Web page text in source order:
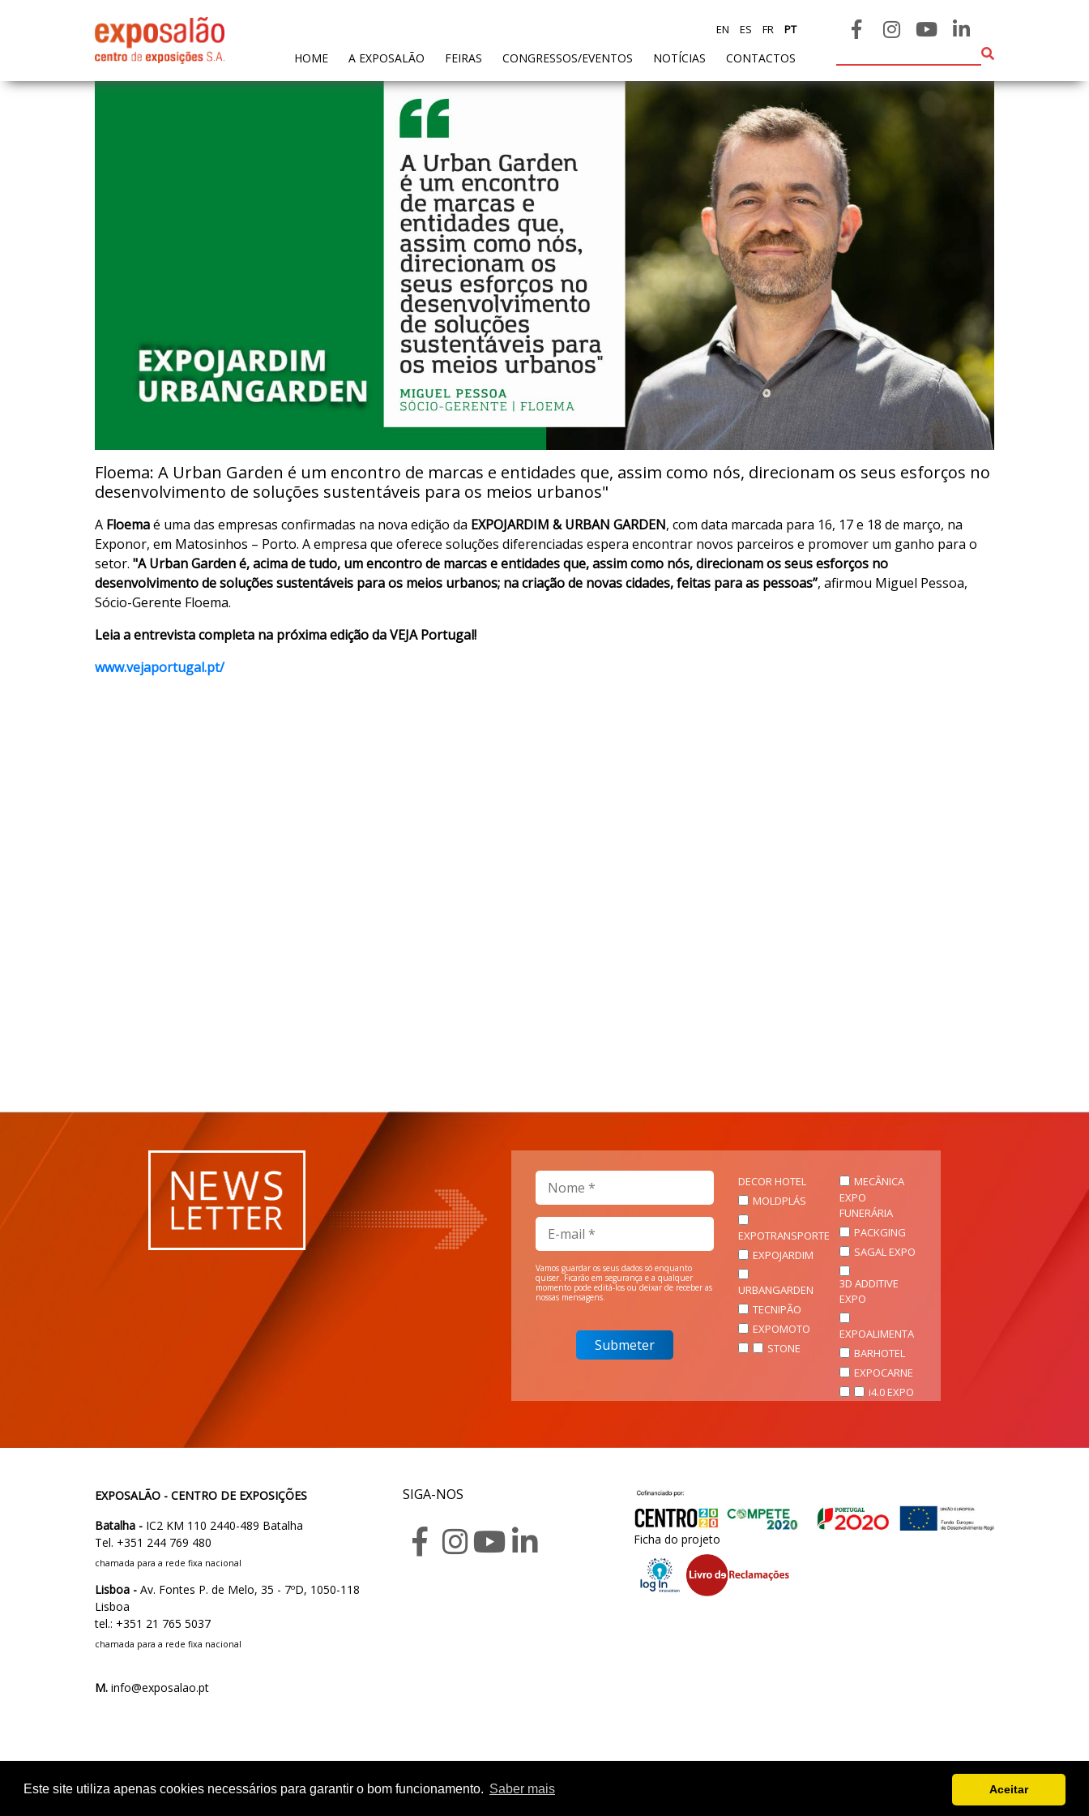
Este site utiliza apenas cookies necessários para garantir o bom funcionamento. Saber mais Aceitar
HOME(CURRENT)
A EXPOSALÃO FEIRAS CONGRESSOS/EVENTOS NOTÍCIAS CONTACTOS
EN ES FR PT
Floema: A Urban Garden é um encontro de marcas e entidades que, assim como nós, direcionam os seus esforços no
desenvolvimento de soluções sustentáveis para os meios urbanos"
A Floemaé uma das empresas confirmadas na nova edição da EXPOJARDIM & URBAN GARDEN, com data marcada para 16, 17 e 18 de março, na
Exponor, em Matosinhos – Porto. A empresa que oferece soluções diferenciadas espera encontrar novos parceiros e promover um ganho para o
setor. "A Urban Garden é, acima de tudo, um encontro de marcas e entidades que, assim como nós, direcionam os seus esforços no
desenvolvimento de soluções sustentáveis para os meios urbanos; na criação de novas cidades, feitas para as pessoas”, afirmou Miguel Pessoa,
Sócio-Gerente Floema.
Leia a entrevista completa na próxima edição da VEJA Portugal!
www.vejaportugal.pt/
Vamos guardar os seus dados só enquanto
quiser. Ficarão em segurança e a qualquer
momento pode editá-los ou deixar de receber as
nossas mensagens.
DECOR HOTEL
MOLDPLÁS
EXPOTRANSPORTE
EXPOJARDIM
URBANGARDEN
TECNIPÃO
EXPOMOTO
STONE
MECÂNICA
EXPO
FUNERÁRIA
PACKGING
SAGAL EXPO
3D ADDITIVE
EXPO
EXPOALIMENTA
BARHOTEL
EXPOCARNE
i4.0 EXPO
EXPOSALÃO - CENTRO DE EXPOSIÇÕES
Batalha - IC2 KM 110 2440-489 Batalha
Tel. +351 244 769 480
chamada para a rede fixa nacional
Lisboa - Av. Fontes P. de Melo, 35 - 7ºD, 1050-118
Lisboa
tel.: +351 21 765 5037
chamada para a rede fixa nacional
M. info@exposalao.pt
SIGA-NOS
Ficha do projeto
Copyright 2020. Exposalão - Todos os direitos reservados -